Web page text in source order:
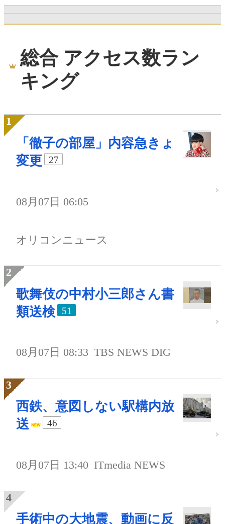
総合 アクセス数ラン
キング
「徹子の部屋」内容急きょ
変更
27
08月07日 06:05
オリコンニュース
歌舞伎の中村小三郎さん書
類送検
51
08月07日 08:33 TBS NEWS DIG
西鉄、意図しない駅構内放
送
46
08月07日 13:40 ITmedia NEWS
手術中の大地震、動画に反